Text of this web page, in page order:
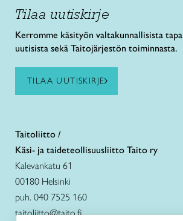
Tilaa uutiskirje
Kerromme käsityön valtakunnallisista
uutisista sekä Taitojärjestön toiminnasta.
TILAA UUTISKIRJE
Taitoliitto /
Käsi- ja taideteollisuusliitto Taito ry
Kalevankatu 61
00180 Helsinki
puh. 040 7525 160
taitoliitto@taito.fi